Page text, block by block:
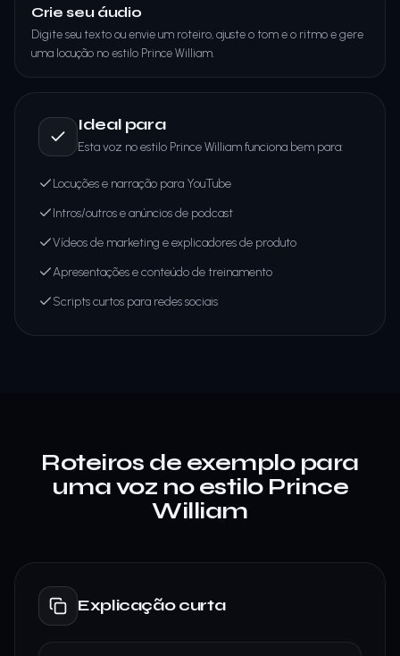
Crie seu áudio
Digite seu texto ou envie um roteiro, ajuste o tom e o ritmo e gere
uma locução no estilo Prince William.
Ideal para
Esta voz no estilo Prince William funciona bem para:
Locuções e narração para YouTube
Intros/outros e anúncios de podcast
Vídeos de marketing e explicadores de produto
Apresentações e conteúdo de treinamento
Scripts curtos para redes sociais
Roteiros de exemplo para
uma voz no estilo Prince
William
Explicação curta